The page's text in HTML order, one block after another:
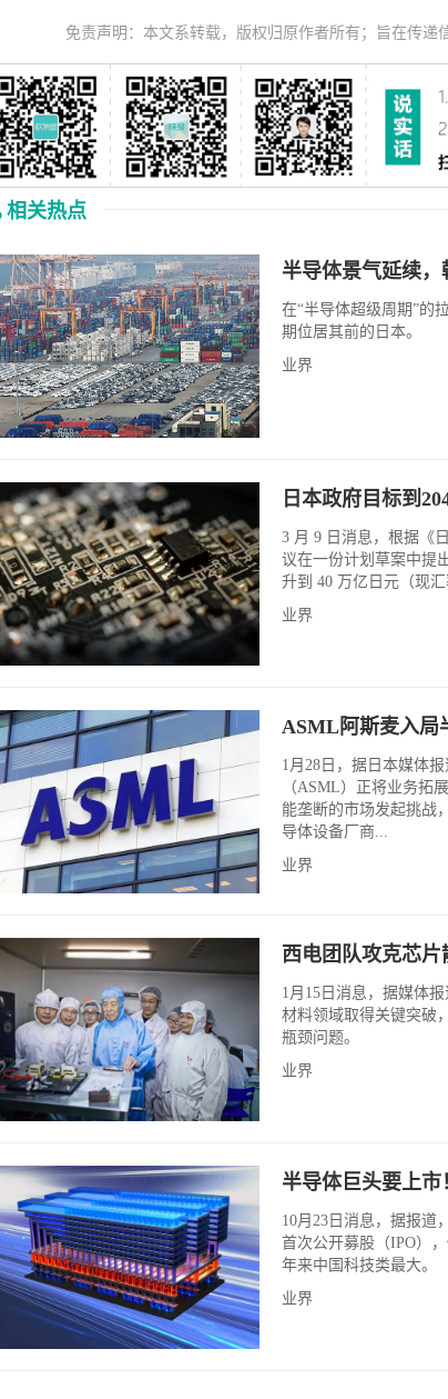
免责声明：本文系转载，版权归原作者所有；旨在传递
相关热点
半导体景气延续，
在“半导体超级周期”的
期位居其前的日本。
业界
日本政府目标到
3 月 9 日消息，根据《
议在一份计划草案中提
升到 40 万亿日元（现
业界
ASML阿斯麦入局
1月28日，据日本媒体
（ASML）正将业务拓
能垄断的市场发起挑战
导体设备厂商...
业界
西电团队攻克芯
1月15日消息，据媒体
材料领域取得关键突破
瓶颈问题。
业界
半导体巨头要上
10月23日消息，据报道
首次公开募股（IPO）
年来中国科技类最大。
业界